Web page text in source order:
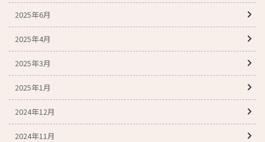
2025年6月
2025年4月
2025年3月
2025年1月
2024年12月
2024年11月